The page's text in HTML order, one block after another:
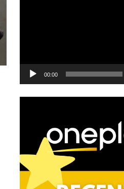
00:00